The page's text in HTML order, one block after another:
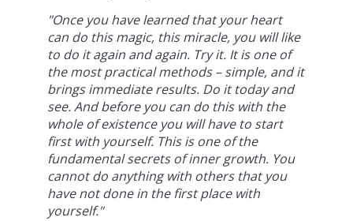
"Once you have learned that your heart
can do this magic, this miracle, you will like
to do it again and again. Try it. It is one of
the most practical methods – simple, and it
brings immediate results. Do it today and
see. And before you can do this with the
whole of existence you will have to start
first with yourself. This is one of the
fundamental secrets of inner growth. You
cannot do anything with others that you
have not done in the first place with
yourself."